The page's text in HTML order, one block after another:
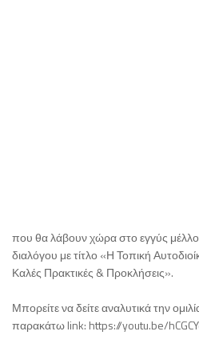
που θα λάβουν χώρα στο εγγύς
διαλόγου με τίτλο «Η Τοπική
Καλές Πρακτικές & Προκλήσεις».
Μπορείτε να δείτε αναλυτικά την
παρακάτω link: https://youtu.be/